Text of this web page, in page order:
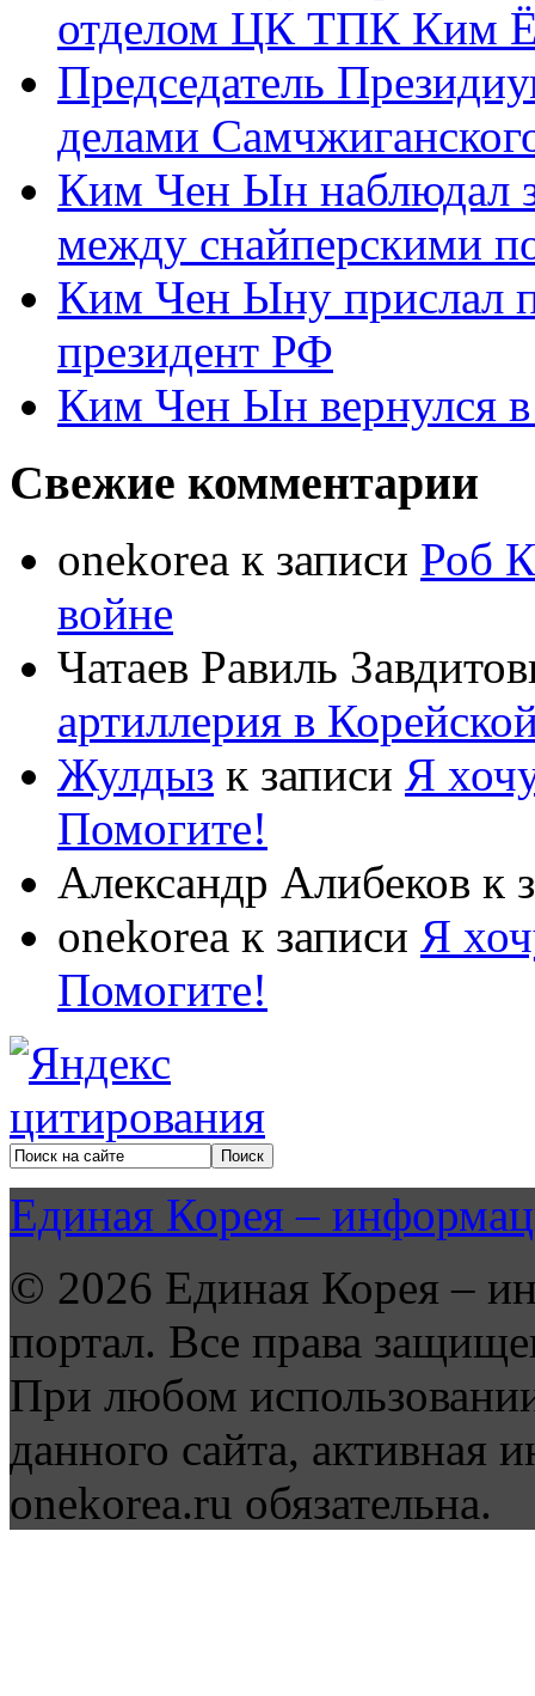
отделом ЦК ТПК Ким
Председатель
делами
Ким Чен Ын наблюдал
между снайперскими
Ким Чен Ыну прислал
президент РФ
Ким Чен Ын вернулся
Свежие комментарии
onekorea к записи Роб
войне
Чатаев Равиль
артиллерия в
Жулдыз к записи Я
Помогите!
Александр Алибеков к
onekorea к записи Я
Помогите!
Единая Корея –
© 2026 Единая Корея –
портал. Все права
При любом
данного сайта, активная
onekorea.ru обязательна.